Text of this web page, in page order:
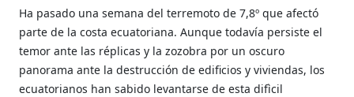
Ha pasado una semana del terremoto de 7,8º que afectó
parte de la costa ecuatoriana. Aunque todavía persiste el
temor ante las réplicas y la zozobra por un oscuro
panorama ante la destrucción de edificios y viviendas, los
ecuatorianos han sabido levantarse de esta difìcil